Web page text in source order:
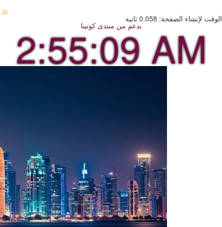
الوقت لإنشاء الصفحة: 0.058 ثانية
بدعم من منتدى كونينا
2:55:11 AM